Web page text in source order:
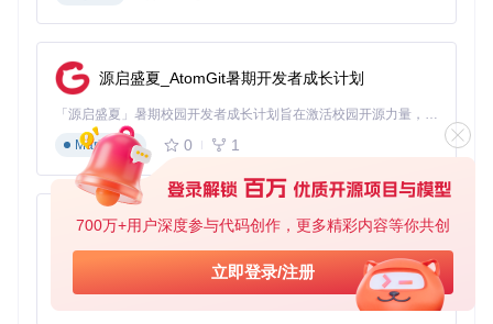
700万+用户深度参与代码创作，更多精彩内容等你共创
立即登录/注册
源启盛夏_AtomGit暑期开发者成长计划
「源启盛夏」暑期校园开发者成长计划旨在激活校园开源力量，通过积分激励、认证扶持、资源倾斜等形式，引导高校组织和开发者完成「入驻 — 建项目 — 做贡献 — 获认证 — 得资源」的完整闭环。无论你是想带领社团入驻平台的组织者，还是希望用代码贡献证明自己的开发者，都能在这里找到属于你的成长路径。
Markdown
0 1
py-xiaozhi
基于Python的Xiaozhi AI，适用于想要完整Xiaozhi体验而无需拥有专用硬件的用户。
Python
0 1